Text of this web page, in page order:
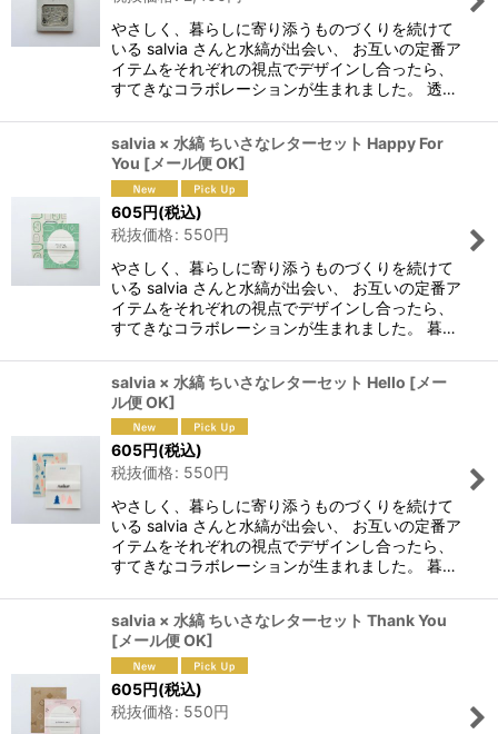
やさしく、暮らしに寄り添うものづくりを続けて
いる salvia さんと水縞が出会い、 お互いの定番ア
イテムをそれぞれの視点でデザインし合ったら、
すてきなコラボレーションが生まれました。 透…
salvia × 水縞 ちいさなレターセット Happy For
You [メール便 OK]
605円(税込)
税抜価格: 550円
やさしく、暮らしに寄り添うものづくりを続けて
いる salvia さんと水縞が出会い、 お互いの定番ア
イテムをそれぞれの視点でデザインし合ったら、
すてきなコラボレーションが生まれました。 暮…
salvia × 水縞 ちいさなレターセット Hello [メー
ル便 OK]
605円(税込)
税抜価格: 550円
やさしく、暮らしに寄り添うものづくりを続けて
いる salvia さんと水縞が出会い、 お互いの定番ア
イテムをそれぞれの視点でデザインし合ったら、
すてきなコラボレーションが生まれました。 暮…
salvia × 水縞 ちいさなレターセット Thank You
[メール便 OK]
605円(税込)
税抜価格: 550円